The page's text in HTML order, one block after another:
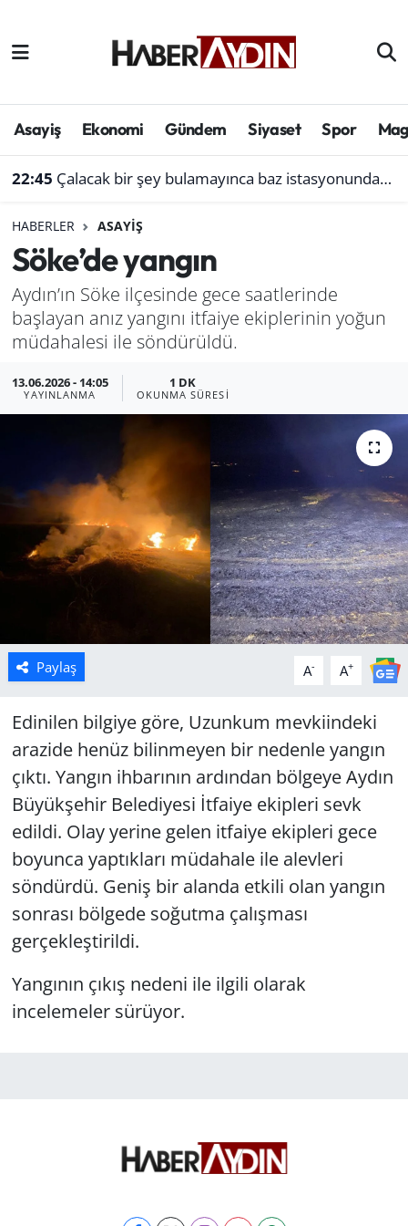
Asayiş Ekonomi Gündem Siyaset Spor
22:45 Çalacak bir şey bulamayınca baz istasyonundan akü çaldı
HABERLER ASAYIŞ
Söke’de yangın
Aydın’ın Söke ilçesinde gece saatlerinde
başlayan anız yangını itfaiye ekiplerinin yoğun
müdahalesi ile söndürüldü.
13.06.2026 - 14:05
YAYINLANMA
1 DK
OKUNMA SÜRESI
Paylaş A- A+
Edinilen bilgiye göre, Uzunkum mevkiindeki
arazide henüz bilinmeyen bir nedenle yangın
çıktı. Yangın ihbarının ardından bölgeye Aydın
Büyükşehir Belediyesi İtfaiye ekipleri sevk
edildi. Olay yerine gelen itfaiye ekipleri gece
boyunca yaptıkları müdahale ile alevleri
söndürdü. Geniş bir alanda etkili olan yangın
sonrası bölgede soğutma çalışması
gerçekleştirildi.
Yangının çıkış nedeni ile ilgili olarak
incelemeler sürüyor.
Afyonkarahisar
Çevre
Genel
Haber
Izmir
Kütahya
Muğla
Politika
Uşak
Aydın Hava Durumu
Süper Lig Puan Durumu ve Fikstür
Son Dakika Haberleri
Haber Arşivi